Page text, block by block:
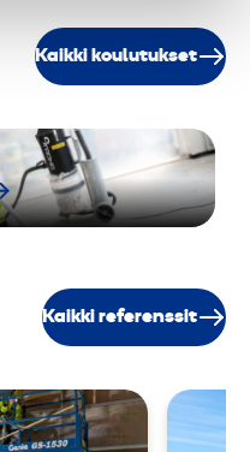
Kaikki koulutukset
Kaikki referenssit